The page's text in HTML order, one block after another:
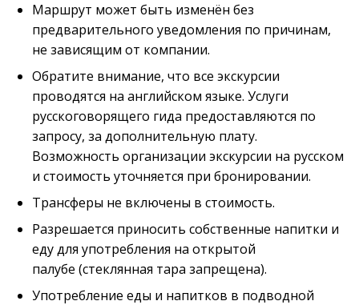
Маршрут может быть изменён без
предварительного уведомления по причинам,
не зависящим от компании.
Обратите внимание, что все экскурсии
проводятся на английском языке. Услуги
русскоговорящего гида предоставляются по
запросу, за дополнительную плату.
Возможность организации экскурсии на русском
и стоимость уточняется при бронировании.
Трансферы не включены в стоимость.
Разрешается приносить собственные напитки и
еду для употребления на открытой
палубе (стеклянная тара запрещена).
Употребление еды и напитков в подводной